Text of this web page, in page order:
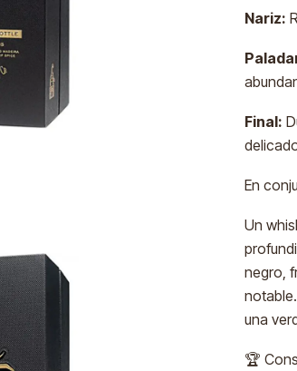
Nariz:
Final:
En
Un
negro,
una
🏆